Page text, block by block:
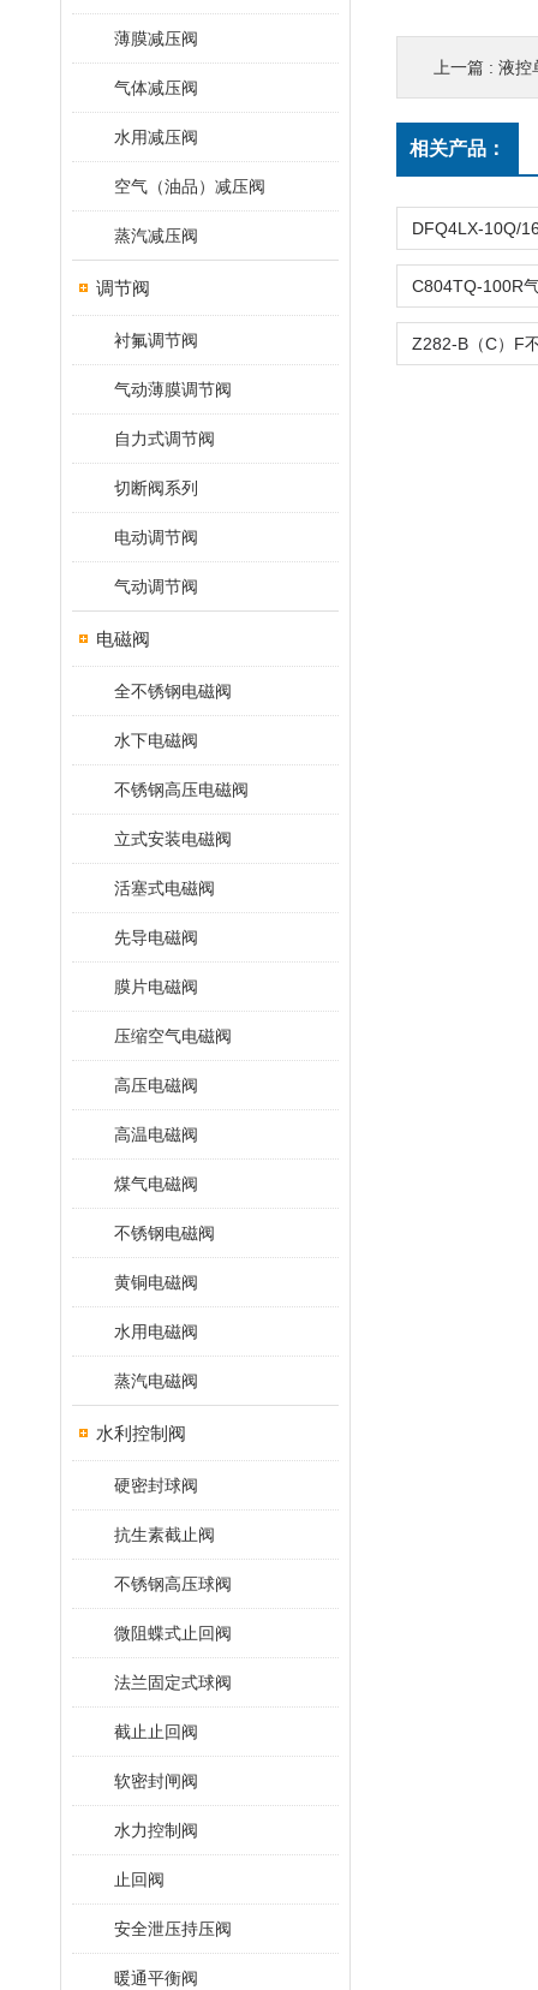
薄膜减压阀
气体减压阀
水用减压阀
空气（油品）减压阀
蒸汽减压阀
调节阀
衬氟调节阀
气动薄膜调节阀
自力式调节阀
切断阀系列
电动调节阀
气动调节阀
电磁阀
全不锈钢电磁阀
水下电磁阀
不锈钢高压电磁阀
立式安装电磁阀
活塞式电磁阀
先导电磁阀
膜片电磁阀
压缩空气电磁阀
高压电磁阀
高温电磁阀
煤气电磁阀
不锈钢电磁阀
黄铜电磁阀
水用电磁阀
蒸汽电磁阀
水利控制阀
硬密封球阀
抗生素截止阀
不锈钢高压球阀
微阻蝶式止回阀
法兰固定式球阀
截止止回阀
软密封闸阀
水力控制阀
止回阀
安全泄压持压阀
暖通平衡阀
上一篇 : 液控
相关产品：